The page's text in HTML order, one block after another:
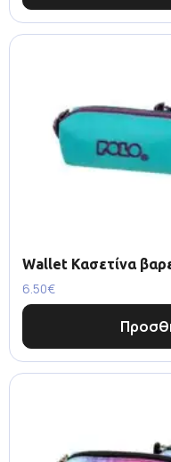
Wallet Κασετίνα
6.50€